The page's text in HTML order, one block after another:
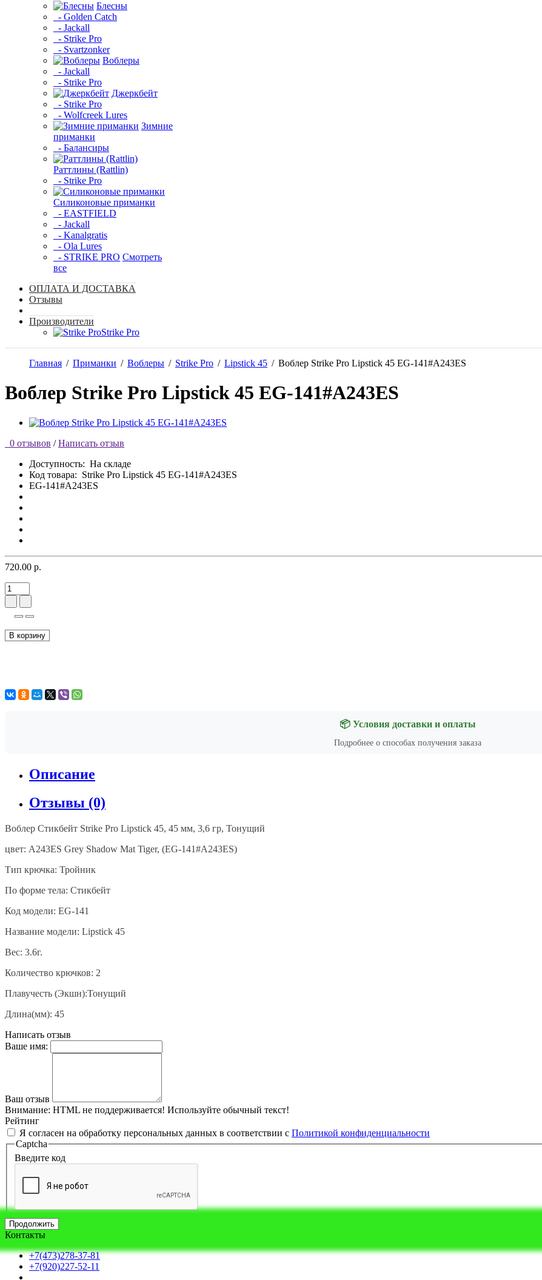
Блесны
- Golden Catch
- Jackall
- Strike Pro
- Svartzonker
Воблеры
- Jackall
- Strike Pro
Джеркбейт
- Strike Pro
- Wolfcreek Lures
Зимние
приманки
- Балансиры
Раттлины (Rattlin)
- Strike Pro
Силиконовые приманки
- EASTFIELD
- Jackall
- Kanalgratis
- Ola Lures
- STRIKE PRO Смотреть
все
ОПЛАТА И ДОСТАВКА
Отзывы
Производители
Strike Pro
Главная / Приманки / Воблеры / Strike Pro / Lipstick 45 / Воблер Strike Pro Lipstick 45 EG-141#A243ES
Воблер Strike Pro Lipstick 45 EG-141#A243ES
0 отзывов / Написать отзыв
Доступность: На складе
Код товара: Strike Pro Lipstick 45 EG-141#A243ES
EG-141#A243ES
720.00 р.
В корзину
📦 Условия доставки и оплаты
Подробнее о способах получения заказа
Описание
Отзывы (0)
Воблер Стикбейт Strike Pro Lipstick 45, 45 мм, 3,6 гр, Тонущий
цвет: A243ES Grey Shadow Mat Tiger, (EG-141#A243ES)
Тип крючка: Тройник
По форме тела: Стикбейт
Код модели: EG-141
Название модели: Lipstick 45
Вес: 3.6г.
Количество крючков: 2
Плавучесть (Экшн):Тонущий
Длина(мм): 45
Написать отзыв
Ваше имя:
Ваш отзыв
Внимание: HTML не поддерживается! Используйте обычный текст!
Рейтинг
Я согласен на обработку персональных данных в соответствии с Политикой конфиденциальности
Captcha
Введите код
Продолжить
Контакты
+7(473)278-37-81
+7(920)227-52-11